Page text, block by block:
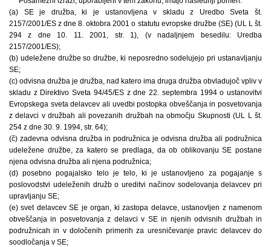
(a) SE je družba, ki je ustanovljena v skladu z Uredbo Sveta št.
2157/2001/ES z dne 8. oktobra 2001 o statutu evropske družbe (SE) (UL L št.
294 z dne 10. 11. 2001, str. 1), (v nadaljnjem besedilu: Uredba
2157/2001/ES);
(b) udeležene družbe so družbe, ki neposredno sodelujejo pri ustanavljanju
SE;
(c) odvisna družba je družba, nad katero ima druga družba obvladujoč vpliv v
skladu z Direktivo Sveta 94/45/ES z dne 22. septembra 1994 o ustanovitvi
Evropskega sveta delavcev ali uvedbi postopka obveščanja in posvetovanja
z delavci v družbah ali povezanih družbah na območju Skupnosti (UL L št.
254 z dne 30. 9. 1994, str. 64);
(č) zadevna odvisna družba in podružnica je odvisna družba ali podružnica
udeležene družbe, za katero se predlaga, da ob oblikovanju SE postane
njena odvisna družba ali njena podružnica;
(d) posebno pogajalsko telo je telo, ki je ustanovljeno za pogajanje s
poslovodstvi udeleženih družb o ureditvi načinov sodelovanja delavcev pri
upravljanju SE;
(e) svet delavcev SE je organ, ki zastopa delavce, ustanovljen z namenom
obveščanja in posvetovanja z delavci v SE in njenih odvisnih družbah in
podružnicah in v določenih primerih za uresničevanje pravic delavcev do
soodločanja v SE;